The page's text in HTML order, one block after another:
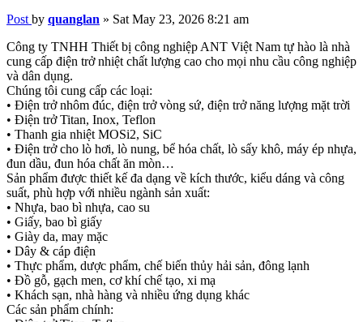
Post by quanglan » Sat May 23, 2026 8:21 am
Công ty TNHH Thiết bị công nghiệp ANT Việt Nam tự hào là nhà
cung cấp điện trở nhiệt chất lượng cao cho mọi nhu cầu công nghiệp
và dân dụng.
Chúng tôi cung cấp các loại:
• Điện trở nhôm đúc, điện trở vòng sứ, điện trở năng lượng mặt trời
• Điện trở Titan, Inox, Teflon
• Thanh gia nhiệt MOSi2, SiC
• Điện trở cho lò hơi, lò nung, bể hóa chất, lò sấy khô, máy ép nhựa,
đun dầu, đun hóa chất ăn mòn…
Sản phẩm được thiết kế đa dạng về kích thước, kiểu dáng và công
suất, phù hợp với nhiều ngành sản xuất:
• Nhựa, bao bì nhựa, cao su
• Giấy, bao bì giấy
• Giày da, may mặc
• Dây & cáp điện
• Thực phẩm, dược phẩm, chế biến thủy hải sản, đông lạnh
• Đồ gỗ, gạch men, cơ khí chế tạo, xi mạ
• Khách sạn, nhà hàng và nhiều ứng dụng khác
Các sản phẩm chính: